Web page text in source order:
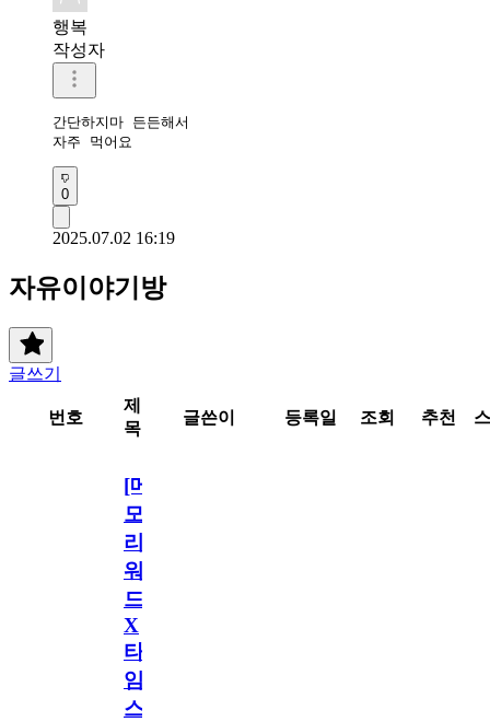
행복
작성자
간단하지마 든든해서
자주 먹어요
0
2025.07.02 16:19
자유이야기방
글쓰기
번호
제
목
글쓴이 등록일 조회 추천
[메
모
리
워
드
X
타
임
스